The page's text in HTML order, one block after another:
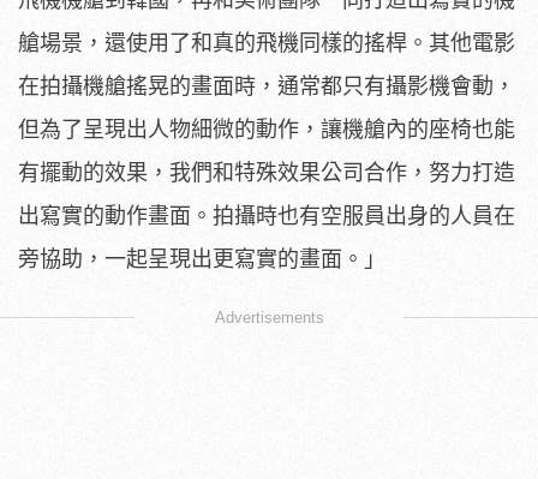
艙場景， 還使用了和真的飛機同樣的搖桿。 其他電影
在拍攝機艙搖晃的畫面時，通常都只有攝影機會動，
但為了呈現出人物細微的動作，讓機艙內的座椅也能
有擺動的效果， 我們和特殊效果公司合作，努力打造
出寫實的動作畫面。 拍攝時也有空服員出身的人員在
旁協助，一起呈現出更寫實的畫面。 」
Advertisements